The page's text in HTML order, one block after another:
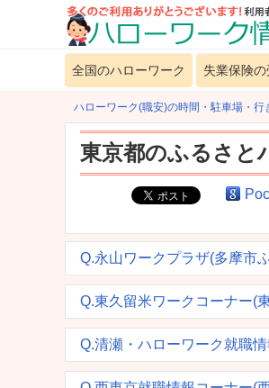
全国のハローワーク 失業保険
ハローワーク(職安)の時間・駐車場・行
東京都のふるさと
Q.永山ワークプラザ(多摩市
Q.東久留米ワークコーナー(
Q.清瀬・ハローワーク就職